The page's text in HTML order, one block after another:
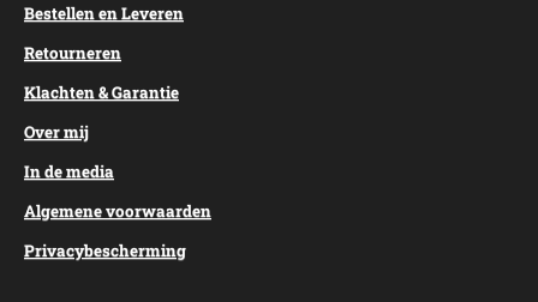
Bestellen en Leveren
Retourneren
Klachten & Garantie
Over mij
In de media
Algemene voorwaarden
Privacybescherming